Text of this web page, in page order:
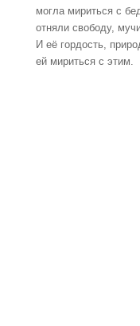
могла мириться с
отняли свободу,
И её гордость,
ей мириться с этим.